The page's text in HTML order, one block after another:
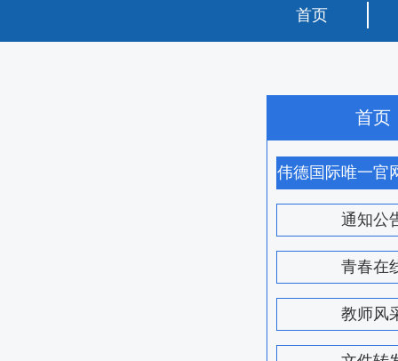
首页
首页
伟德国际唯一官
通知公
青春在
教师风